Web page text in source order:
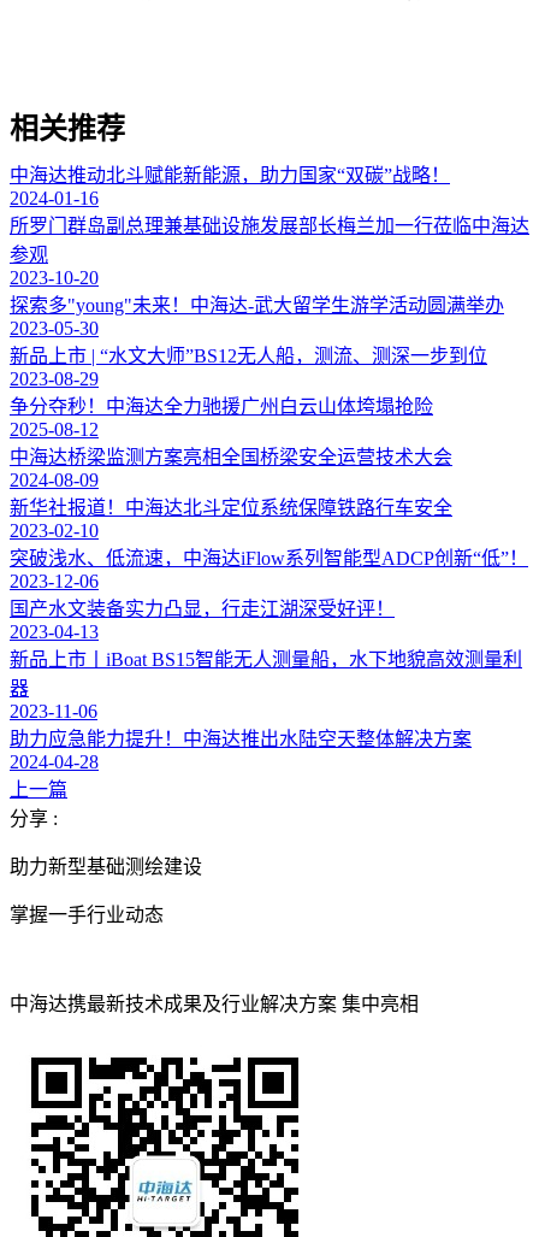
相关推荐
中海达推动北斗赋能新能源，助力国家“双碳”战略！
2024-01-16
所罗门群岛副总理兼基础设施发展部长梅兰加一行莅临中海达
参观
2023-10-20
探索多"young"未来！中海达-武大留学生游学活动圆满举办
2023-05-30
新品上市 | “水文大师”BS12无人船，测流、测深一步到位
2023-08-29
争分夺秒！中海达全力驰援广州白云山体垮塌抢险
2025-08-12
中海达桥梁监测方案亮相全国桥梁安全运营技术大会
2024-08-09
新华社报道！中海达北斗定位系统保障铁路行车安全
2023-02-10
突破浅水、低流速，中海达iFlow系列智能型ADCP创新“低”！
2023-12-06
国产水文装备实力凸显，行走江湖深受好评！
2023-04-13
新品上市丨iBoat BS15智能无人测量船，水下地貌高效测量利
器
2023-11-06
助力应急能力提升！中海达推出水陆空天整体解决方案
2024-04-28
上一篇
分享 :
助力新型基础测绘建设
掌握一手行业动态
中海达携最新技术成果及行业解决方案 集中亮相